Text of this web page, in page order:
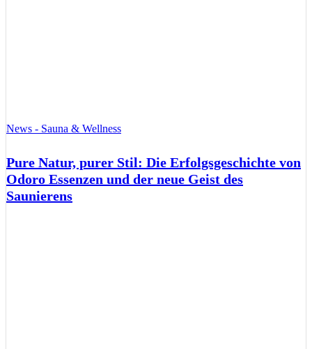
News - Sauna & Wellness
Pure Natur, purer Stil: Die Erfolgsgeschichte von
Odoro Essenzen und der neue Geist des
Saunierens